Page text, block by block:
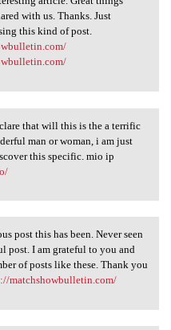
interesting
with us. Thanks. Just
this kind of post.
that
that will this is the a terrific
man or woman, i am just
this specific. mio ip
post this
post this has been. Never seen
post. I am grateful to you and
of posts like these. Thank you
matchshowbulletin.com/